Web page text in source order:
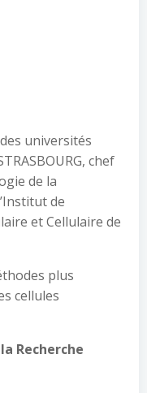
universités
chef
de la
de
et Cellulaire de
plus
cellules
Recherche